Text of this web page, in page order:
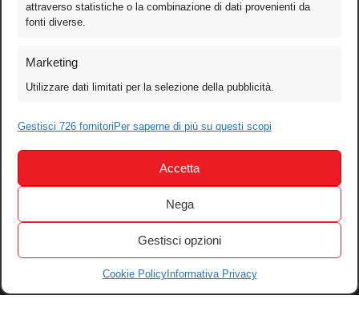
attraverso statistiche o la combinazione di dati provenienti da
fonti diverse.
Marketing
Utilizzare dati limitati per la selezione della pubblicità.
Gestisci 726 fornitori Per saperne di più su questi scopi
Accetta
Nega
Gestisci opzioni
Cookie PolicyInformativa Privacy
Games
Test
Audio
Festival & Concorsi
Iscriviti alla newsletter